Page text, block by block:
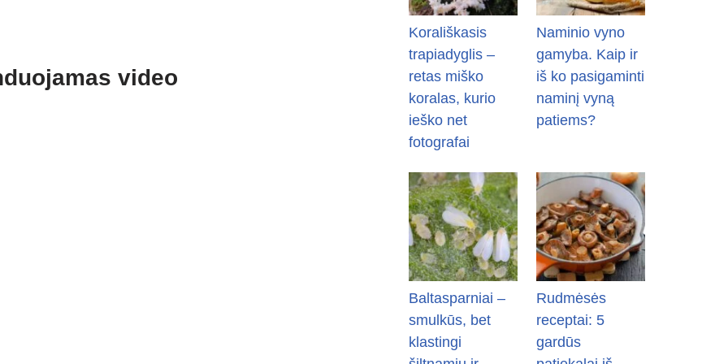
video
Korališkasis
trapiadyglis –
retas miško
koralas, kurio
ieško net
fotografai
Naminio vyno
gamyba. Kaip ir
iš ko pasigaminti
naminį vyną
patiems?
Baltasparniai –
smulkūs, bet
klastingi
Rudmėsės
receptai: 5
gardūs